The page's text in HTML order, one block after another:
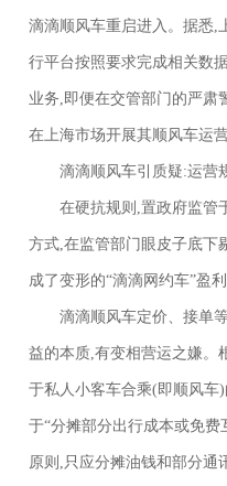
滴滴顺风车重启进入。据悉,
行平台按照要求完成相关数
业务,即便在交管部门的严肃
在上海市场开展其顺风车运营
滴滴顺风车引质疑:运营
在硬抗规则,置政府监管
方式,在监管部门眼皮子底下
成了变形的“滴滴网约车”盈
滴滴顺风车定价、接单
益的本质,有变相营运之嫌。
于私人小客车合乘(即顺风车
于“分摊部分出行成本或免
原则,只应分摊油钱和部分通